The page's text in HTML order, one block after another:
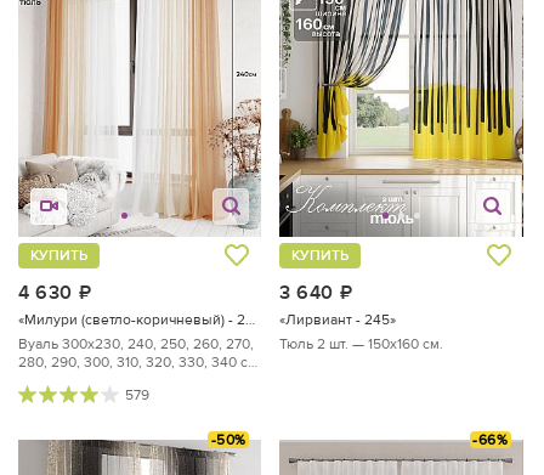
4 630
КУПИТЬ
«Милури (светло-коричневый) - 240 см»
Вуаль 300х230, 240, 250, 260, 270,
280, 290, 300, 310, 320, 330, 340 см
579
3 640
КУПИТЬ
«Лирвиант - 245»
Тюль 2 шт. — 150х160 см.
-50% -66%